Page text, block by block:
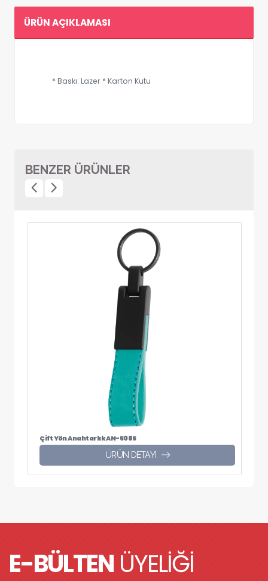
ÜRÜN AÇIKLAMASI
* Baskı: Lazer * Karton Kutu
BENZER ÜRÜNLER
Çift Yön Anahtarlık AN-5085
ÜRÜN DETAYI
E-BÜLTENÜYELİĞİ